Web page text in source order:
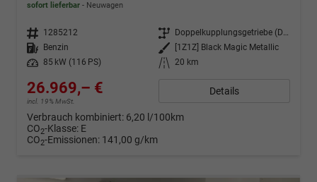
sofort lieferbar Neuwagen
Fahrzeugnr. 1285212 Getriebe
Doppelkupplungsgetriebe (DSG)
Kraftstoff
Benzin Außenfarbe
[1Z1Z] Black Magic Metallic
Leistung
85 kW (116 PS) Kilometerstand 20 km
26.969,– €
incl. 19% MwSt.
Details
Verbrauch kombiniert: 6,20 l/100km
CO2-Klasse: E
CO2-Emissionen: 141,00 g/km